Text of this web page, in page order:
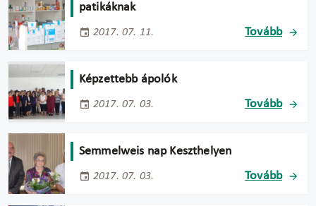
patikáknak
2017. 07. 11. Tovább
Képzettebb ápolók
2017. 07. 03. Tovább
Semmelweis nap Keszthelyen
2017. 07. 03. Tovább